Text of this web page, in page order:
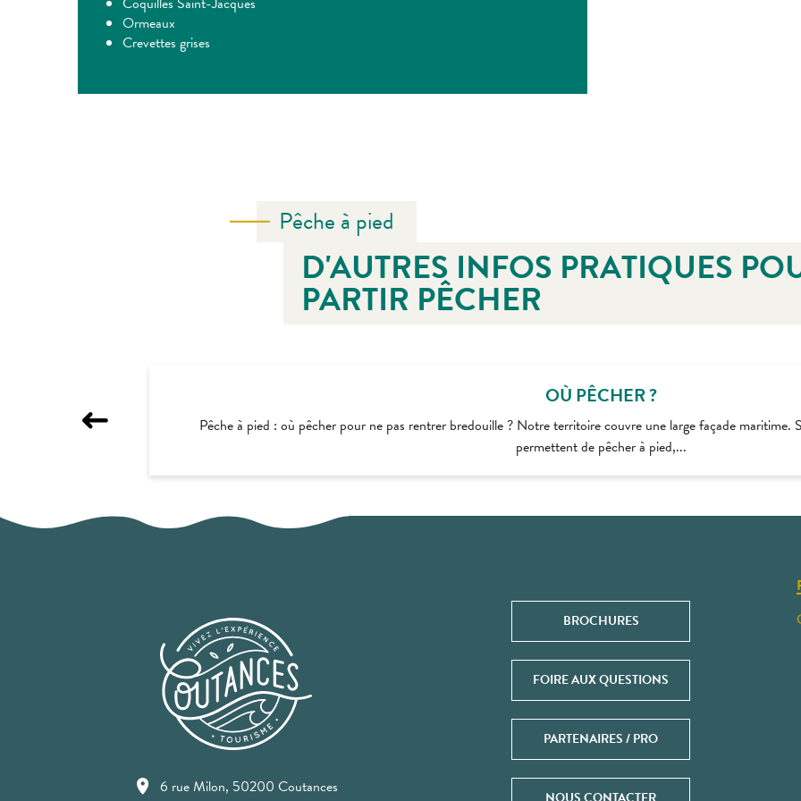
Ormeaux
Crevettes grises
Pêche à pied
D'AUTRES INFOS PRATIQUES
PARTIR PÊCHER
OÙ PÊCHER ?
Pêche à pied : où pêcher pour ne pas rentrer bredouille ? Notre territoire couvre une large façade maritime.
permettent de pêcher à pied,...
6 rue Milon, 50200 Coutances
BROCHURES
FOIRE AUX QUESTIONS
PARTENAIRES / PRO